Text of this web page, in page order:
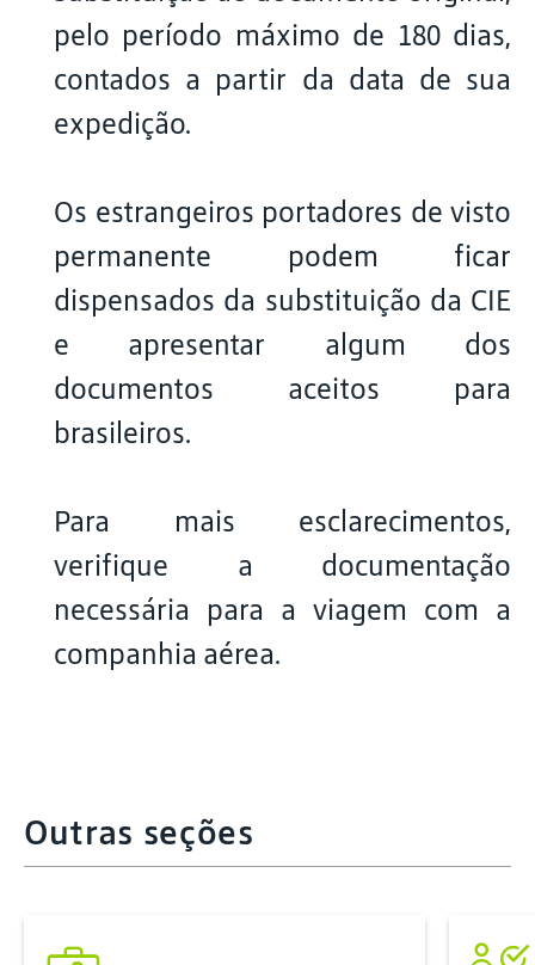
pelo período máximo de 180 dias,
contados a partir da data de sua
expedição.
Os estrangeiros portadores de visto
permanente podem ficar
dispensados da substituição da CIE
e apresentar algum dos
documentos aceitos para
brasileiros.
Para mais esclarecimentos,
verifique a documentação
necessária para a viagem com a
companhia aérea.
Outras seções